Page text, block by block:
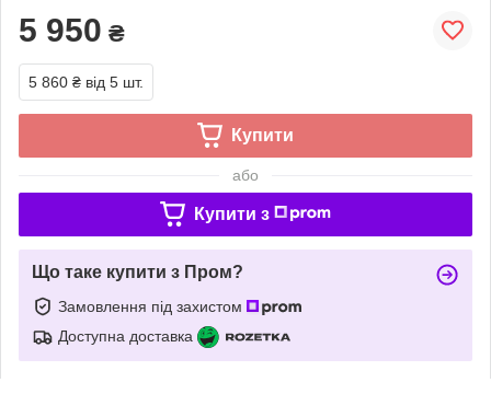
5 950 ₴
5 860 ₴ від 5 шт.
Купити
або
Купити з
Що таке купити з Пром?
Замовлення під захистом
Доступна доставка